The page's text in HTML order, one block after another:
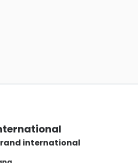
international